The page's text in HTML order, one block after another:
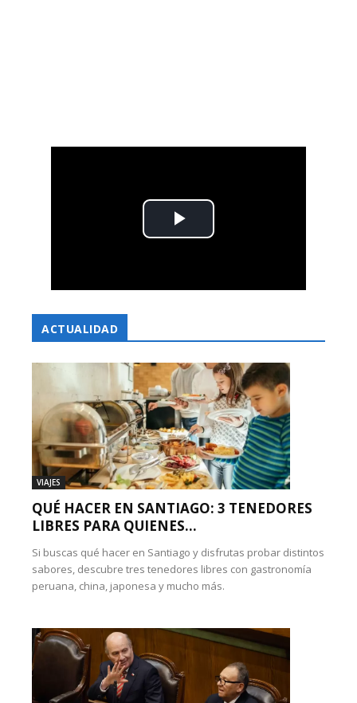
ACTUALIDAD
VIAJES
QUÉ HACER EN SANTIAGO: 3 TENEDORES
LIBRES PARA QUIENES...
Si buscas qué hacer en Santiago y disfrutas probar distintos
sabores, descubre tres tenedores libres con gastronomía
peruana, china, japonesa y mucho más.